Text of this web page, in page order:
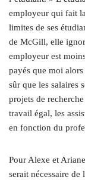
employeur qui fait
limites de ses
de McGill, elle
employeur est
payés que moi alors
sûr que les salaires
projets de
travail égal, les
en fonction du
Pour Alexe et
serait nécessaire